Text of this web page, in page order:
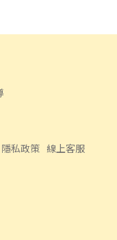
隱私政策 線上客服